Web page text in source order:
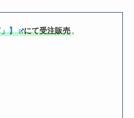
】 にて受注販売。